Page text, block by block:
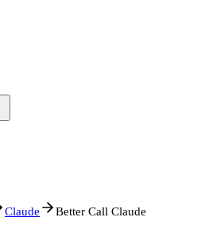
Claude Better Call Claude